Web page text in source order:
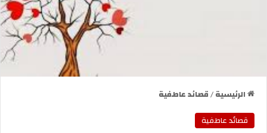
الرئيسية/قصائد عاطفية
قصائد عاطفية